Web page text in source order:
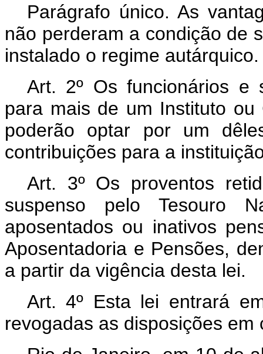
Parágrafo único. As
não perderam a condição de
instalado o regime autárquico.
Art. 2º Os funcionários e
para mais de um Instituto ou
poderão optar por um
contribuições para a
Art. 3º Os proventos
suspenso pelo Tesouro
aposentados ou inativos
Aposentadoria e Pensões,
a partir da vigência desta lei.
Art. 4º Esta lei entrará
revogadas as disposições em